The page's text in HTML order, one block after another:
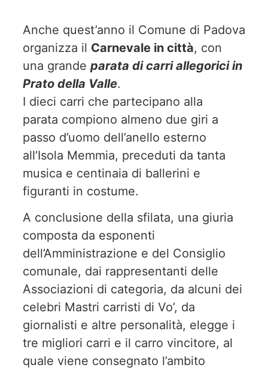
Anche quest’anno il Comune di Padova
organizza il Carnevale in città, con
una grande parata di carri allegorici in
Prato della Valle.
I dieci carri che partecipano alla
parata compiono almeno due giri a
passo d’uomo dell’anello esterno
all’Isola Memmia, preceduti da tanta
musica e centinaia di ballerini e
figuranti in costume.
A conclusione della sfilata, una giuria
composta da esponenti
dell’Amministrazione e del Consiglio
comunale, dai rappresentanti delle
Associazioni di categoria, da alcuni dei
celebri Mastri carristi di Vo’, da
giornalisti e altre personalità, elegge i
tre migliori carri e il carro vincitore, al
quale viene consegnato l’ambito